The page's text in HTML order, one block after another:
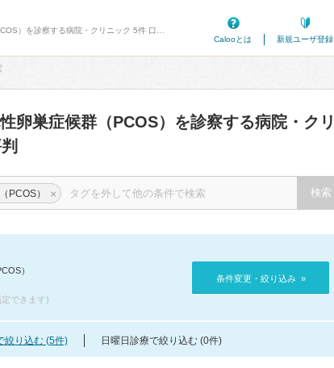
Calooとは
新規ユーザ登録
卵巣症候群（PCOS）を診察する病院・クリ
PCOS） ×
）
できます)
条件変更・絞り込み »
絞り込む (5件) 日曜日診療で絞り込む (0件)